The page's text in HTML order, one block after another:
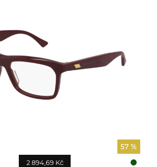
57 %
2 894,69 Kč